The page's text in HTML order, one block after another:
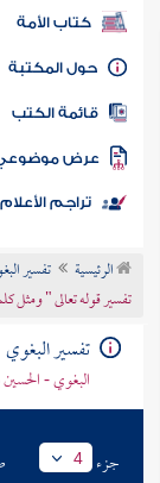
كتب PDF
كتاب الأمة
المكتبة
الكتب
موضوعي
تراجم الأعلام
الرئيسية تفسير
تفسير قوله تعالى " ومثل
تفسير البغوي
البغوي -
جزء 4